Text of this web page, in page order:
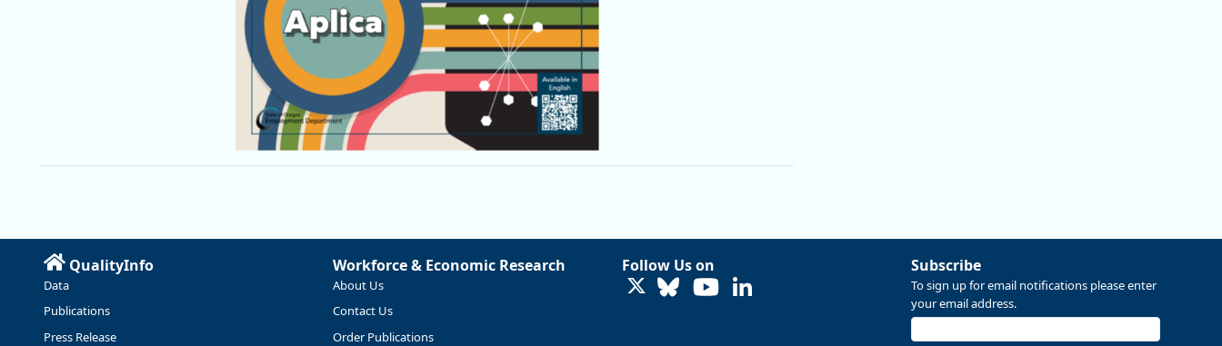
QualityInfo
Data
Publications
Press Release
Workforce & Economic Research
About Us
Contact Us
Order Publications
Follow Us on
LinkedIn
Subscribe
To sign up for email notifications please enter
your email address.